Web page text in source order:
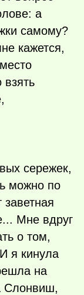
а
самому?
кажется,
сережек,
можно по
Мне вдруг
о том,
я кинула
на
Слонвиш,